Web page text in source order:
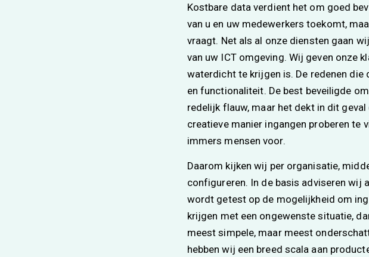
Kostbare data verdient het om goed
van u en uw medewerkers toekomt,
vraagt. Net als al onze diensten gaan
van uw ICT omgeving. Wij geven onze
waterdicht te krijgen is. De redenen
en functionaliteit. De best beveiligde
redelijk flauw, maar het dekt in dit
creatieve manier ingangen proberen te
immers mensen voor.
Daarom kijken wij per organisatie,
configureren. In de basis adviseren wij
wordt getest op de mogelijkheid om
krijgen met een ongewenste situatie,
meest simpele, maar meest
hebben wij een breed scala aan